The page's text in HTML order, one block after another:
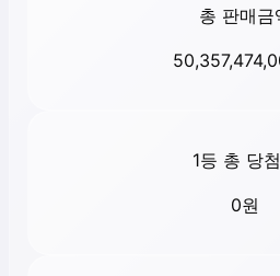
총 판매금
1등 총 당
0원